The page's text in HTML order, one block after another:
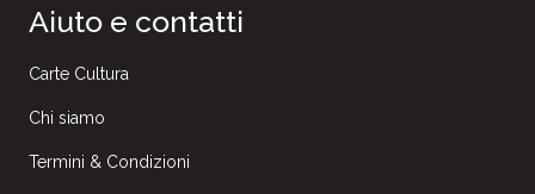
Aiuto e contatti
Carte Cultura
Chi siamo
Termini & Condizioni